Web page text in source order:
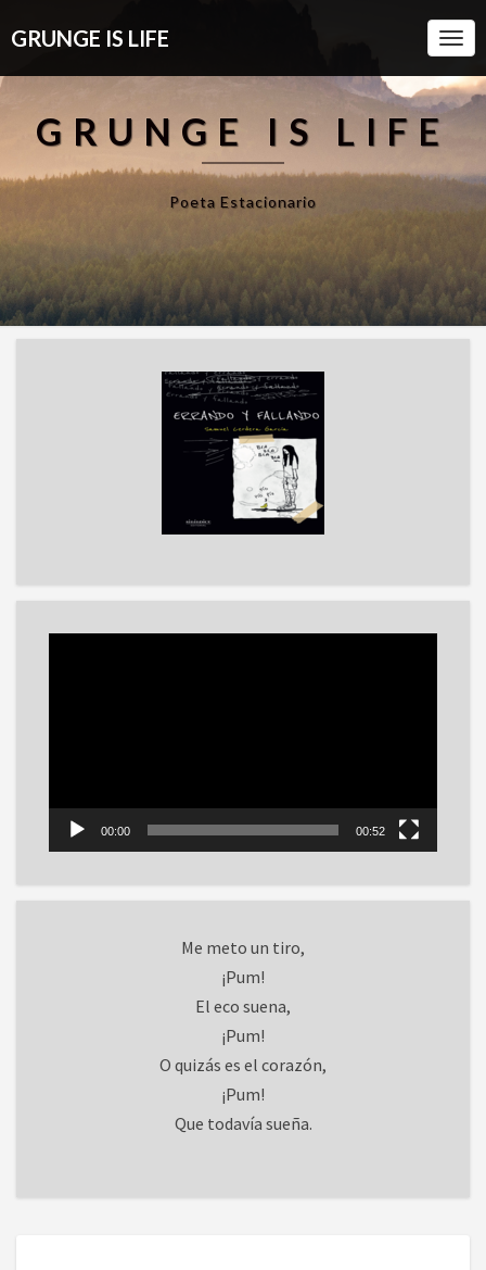
GRUNGE IS LIFE
GRUNGE IS LIFE
Poeta Estacionario
00:00 00:52
Me meto un tiro,
¡Pum!
El eco suena,
¡Pum!
O quizás es el corazón,
¡Pum!
Que todavía sueña.